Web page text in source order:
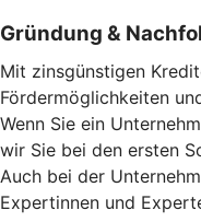
Gründung &
Mit zinsgünstigen
Fördermöglichkeiten
Wenn Sie ein
wir Sie bei den ersten
Auch bei der
Expertinnen und